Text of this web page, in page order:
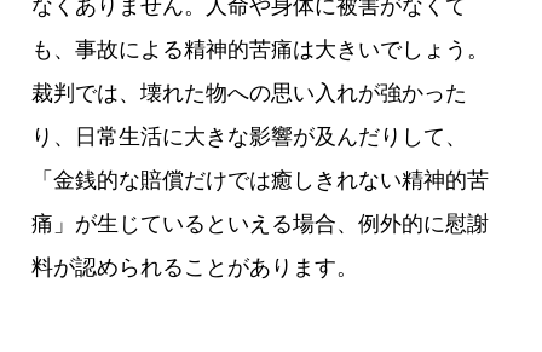
なくありません。人命や身体に被害がなくて
も、事故による精神的苦痛は大きいでしょう。
裁判では、壊れた物への思い入れが強かった
り、日常生活に大きな影響が及んだりして、
「金銭的な賠償だけでは癒しきれない精神的苦
痛」が生じているといえる場合、例外的に慰謝
料が認められることがあります。